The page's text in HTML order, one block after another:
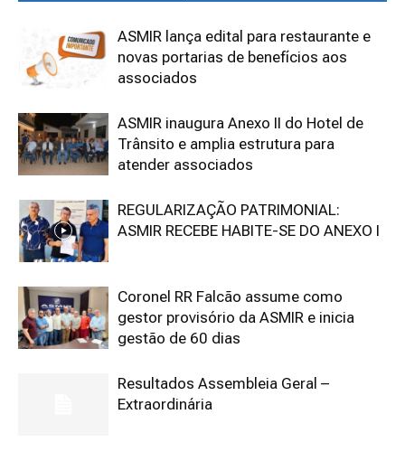
ASMIR lança edital para restaurante e
novas portarias de benefícios aos
associados
ASMIR inaugura Anexo II do Hotel de
Trânsito e amplia estrutura para
atender associados
REGULARIZAÇÃO PATRIMONIAL:
ASMIR RECEBE HABITE-SE DO ANEXO I
Coronel RR Falcão assume como
gestor provisório da ASMIR e inicia
gestão de 60 dias
Resultados Assembleia Geral –
Extraordinária